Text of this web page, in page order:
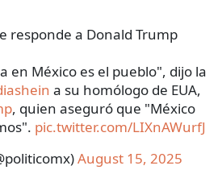
responde a Donald Trump
en México es el pueblo", dijo la
a su homólogo de EUA,
, quien aseguró que "México
pic.twitter.com/LIXnAWurfJ
August 15, 2025